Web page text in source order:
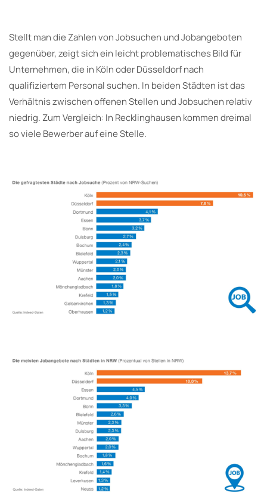
Stellt man die Zahlen von Jobsuchen und Jobangeboten
gegenüber, zeigt sich ein leicht problematisches Bild für
Unternehmen, die in Köln oder Düsseldorf nach
qualifiziertem Personal suchen. In beiden Städten ist das
Verhältnis zwischen offenen Stellen und Jobsuchen relativ
niedrig. Zum Vergleich: In Recklinghausen kommen dreimal
so viele Bewerber auf eine Stelle.